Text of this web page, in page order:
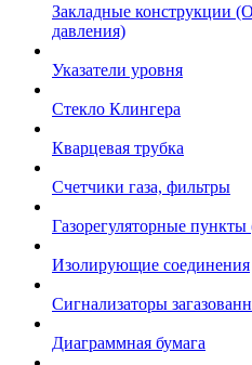
Закладные конструкции
давления)
Указатели уровня
Стекло Клингера
Кварцевая трубка
Счетчики газа, фильтры
Газорегуляторные
Изолирующие соединения
Сигнализаторы
Диаграммная бумага